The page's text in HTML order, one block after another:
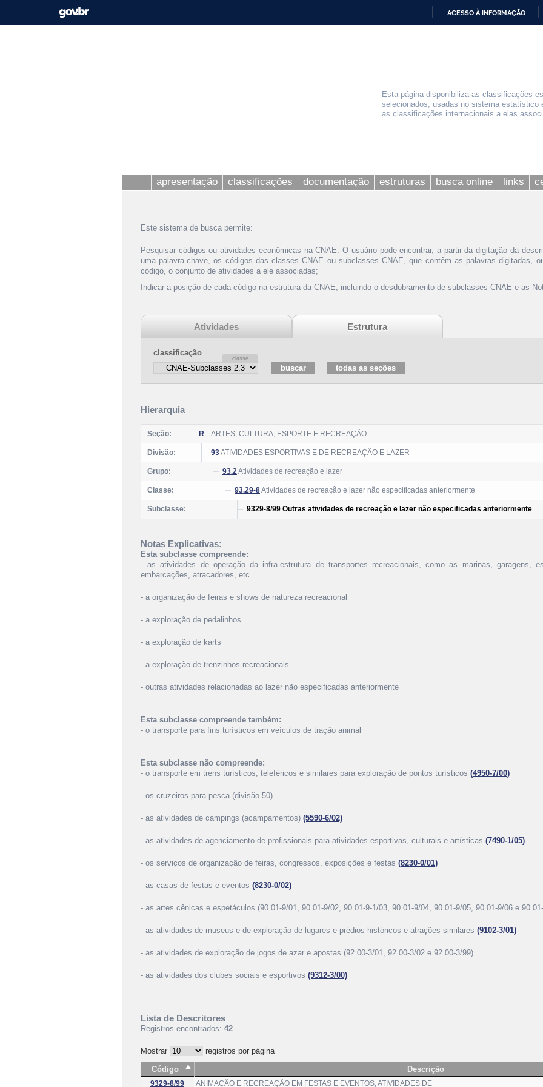
ACESSO À INFORMAÇÃO
Esta página disponibiliza as classificações
selecionados, usadas no sistema
as classificações internacionais a elas
apresentação classificações documentação estruturas busca online links
Este sistema de busca permite:
Pesquisar códigos ou atividades econômicas na CNAE. O usuário pode encontrar, a partir da digitação da
uma palavra-chave, os códigos das classes CNAE ou subclasses CNAE, que contêm as palavras digitadas,
código, o conjunto de atividades a ele associadas;
Indicar a posição de cada código na estrutura da CNAE, incluindo o desdobramento de subclasses CNAE e as
Atividades Estrutura
classificação
Hierarquia
Seção: R ARTES, CULTURA, ESPORTE E RECREAÇÃO
Divisão: 93ATIVIDADES ESPORTIVAS E DE RECREAÇÃO E LAZER
Grupo: 93.2Atividades de recreação e lazer
Classe: 93.29-8Atividades de recreação e lazer não especificadas anteriormente
Subclasse: 9329-8/99 Outras atividades de recreação e lazer não especificadas anteriormente
Notas Explicativas:
Esta subclasse compreende:
- as atividades de operação da infra-estrutura de transportes recreacionais, como as marinas, garagens,
embarcações, atracadores, etc.
- a organização de feiras e shows de natureza recreacional
- a exploração de pedalinhos
- a exploração de karts
- a exploração de trenzinhos recreacionais
- outras atividades relacionadas ao lazer não especificadas anteriormente
Esta subclasse compreende também:
- o transporte para fins turísticos em veículos de tração animal
Esta subclasse não compreende:
- o transporte em trens turísticos, teleféricos e similares para exploração de pontos turísticos (4950-7/00)
- os cruzeiros para pesca (divisão 50)
- as atividades de campings (acampamentos) (5590-6/02)
- as atividades de agenciamento de profissionais para atividades esportivas, culturais e artísticas (7490-1/05)
- os serviços de organização de feiras, congressos, exposições e festas (8230-0/01)
- as casas de festas e eventos (8230-0/02)
- as artes cênicas e espetáculos (90.01-9/01, 90.01-9/02, 90.01-9-1/03, 90.01-9/04, 90.01-9/05, 90.01-9/06 e
- as atividades de museus e de exploração de lugares e prédios históricos e atrações similares (9102-3/01)
- as atividades de exploração de jogos de azar e apostas (92.00-3/01, 92.00-3/02 e 92.00-3/99)
- as atividades dos clubes sociais e esportivos (9312-3/00)
Lista de Descritores
Registros encontrados: 42
Mostrar
registros por página
Código
Descrição
9329-8/99 ANIMAÇÃO E RECREAÇÃO EM FESTAS E EVENTOS; ATIVIDADES DE